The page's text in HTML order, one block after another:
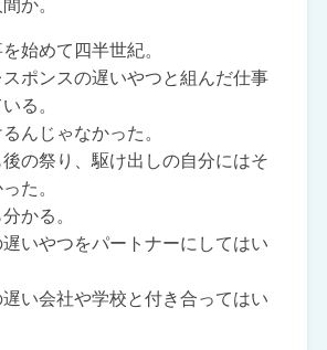
か。
始めて四半世紀。
ポンスの遅いやつと組んだ仕事
る。
んじゃなかった。
の祭り、駆け出しの自分にはそ
た。
かる。
いやつをパートナーにしてはい
い会社や学校と付き合ってはい